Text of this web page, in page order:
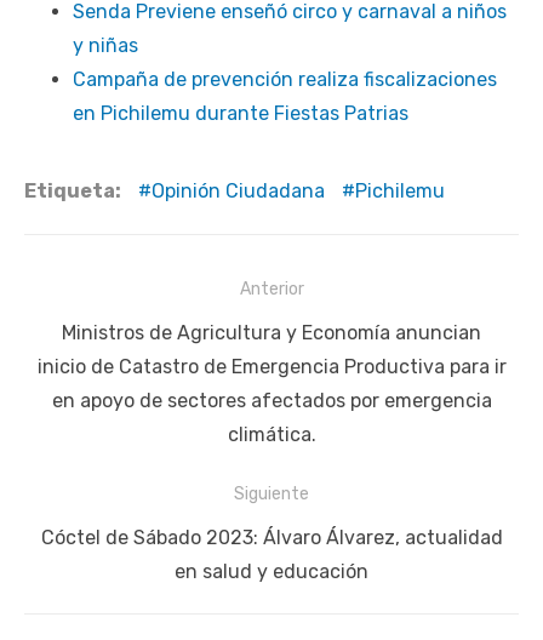
Senda Previene enseñó circo y carnaval a niños
y niñas
Campaña de prevención realiza fiscalizaciones
en Pichilemu durante Fiestas Patrias
Etiqueta: Opinión Ciudadana Pichilemu
entradas
Anterior
Publicación
anterior:
Ministros de Agricultura y Economía anuncian
inicio de Catastro de Emergencia Productiva para ir
en apoyo de sectores afectados por emergencia
climática.
Siguiente
Siguiente
Cóctel de Sábado 2023: Álvaro Álvarez, actualidad
en salud y educación